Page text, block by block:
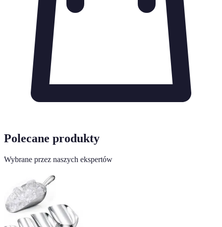
Polecane produkty
Wybrane przez naszych ekspertów